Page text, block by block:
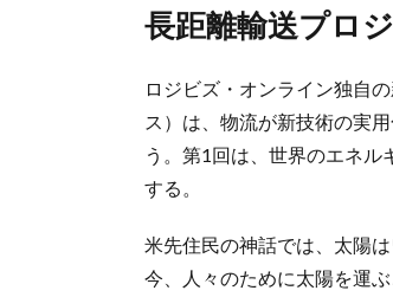
長距離輸送プロ
ロジビズ・オンライン独自
ス）は、物流が新技術の実
う。第1回は、世界のエネ
する。
米先住民の神話では、太陽
今、人々のために太陽を運